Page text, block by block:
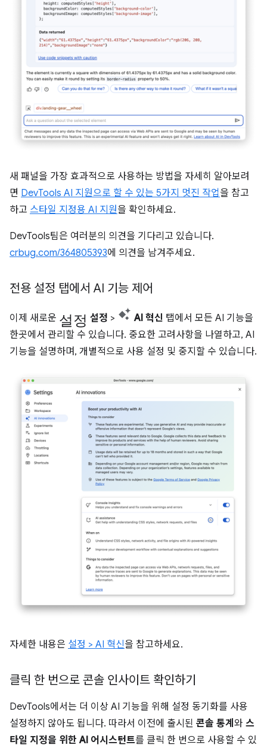
새 패널을 가장 효과적으로 사용하는 방법을 자세히 알아보려
면 DevTools AI 지원으로 할 수 있는 5가지 멋진 작업을 참고
하고 스타일 지정용 AI 지원을 확인하세요.
DevTools팀은 여러분의 의견을 기다리고 있습니다.
crbug.com/364805393에 의견을 남겨주세요.
전용 설정 탭에서 AI 기능 제어
이제 새로운 설정 설정 > AI 혁신 탭에서 모든 AI 기능을
한곳에서 관리할 수 있습니다. 중요한 고려사항을 나열하고, AI
기능을 설명하며, 개별적으로 사용 설정 및 중지할 수 있습니다.
자세한 내용은 설정 > AI 혁신을 참고하세요.
클릭 한 번으로 콘솔 인사이트 확인하기
DevTools에서는 더 이상 AI 기능을 위해 설정 동기화를 사용
설정하지 않아도 됩니다. 따라서 이전에 출시된 콘솔 통계 와 스
타일 지정을 위한 AI 어시스턴트를 클릭 한 번으로 사용할 수 있